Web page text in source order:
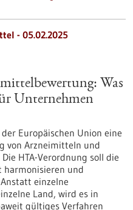
- 05.02.2025
Was
Unternehmen
Europäischen Union eine
von Arzneimitteln und
HTA-Verordnung soll die
harmonisieren und
einzelne
Land, wird es in
gültiges Verfahren